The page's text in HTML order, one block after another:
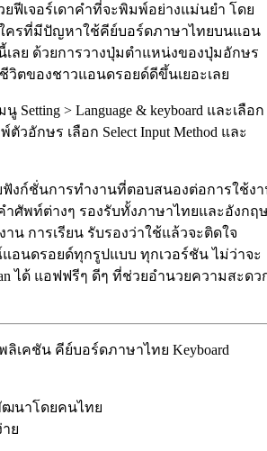
ฟีเจอร์เดาคำที่จะพิมพ์อย่างแม่นยำ โดย
ใครที่มีปัญหาใช้คีย์บอร์ดภาษาไทยบนแอน
ลย ด้วยการวางปุ่มตำแหน่งของปุ่มอักษร
ตของชาวแอนดรอยด์ดีขึ้นเยอะเลย
> Language & keyboard และเลือก
อักษร เลือก Select Input Method และ
ฟังก์ชั่นการทำงานที่ตอบสนองต่อการใช้ง
ศัพท์ต่างๆ รองรับทั้งภาษาไทยและอังกฤษ
การเรียน รับรองว่าใช้แล้วจะติดใจ
อนดรอยด์ทุกรูปแบบ ทุกเวอร์ชัน ไม่ว่าจะ
ได้ แอฟฟรีๆ ดีๆ ที่ช่วยอำนวยความสะดว
เคชัน คีย์บอร์ดภาษาไทย Keyboard
ฒนาโดยคนไทย
ย